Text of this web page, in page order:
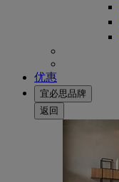
优惠
宜必思品牌
返回